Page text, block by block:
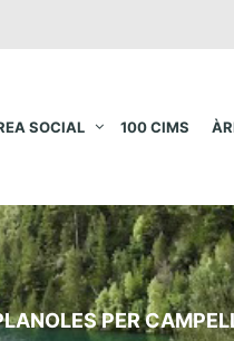
SOCIAL 100 CIMS
PER